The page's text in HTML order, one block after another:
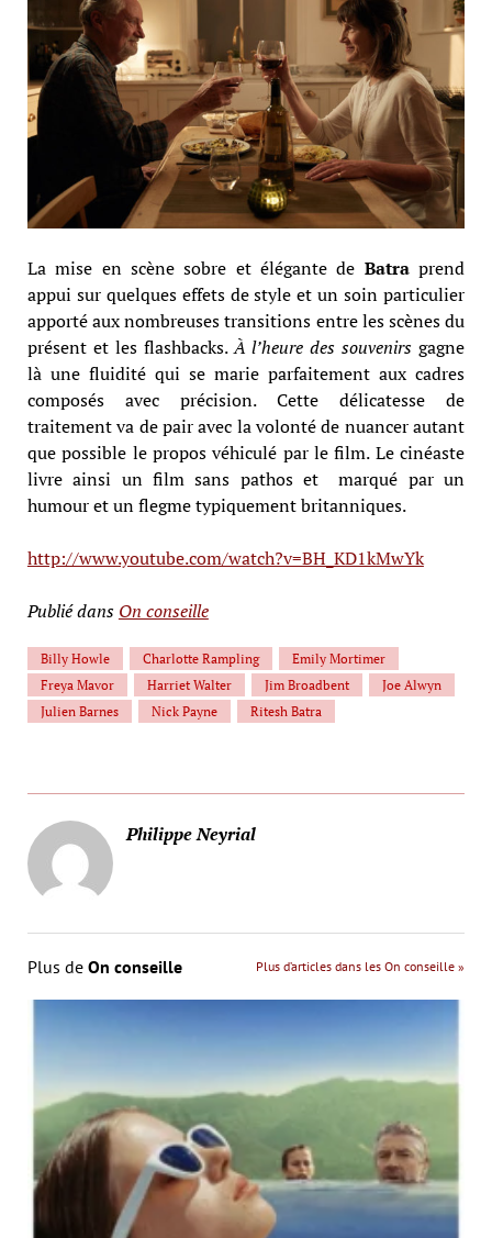
La mise en scène sobre et élégante de Batraprend
appui sur quelques effets de style et un soin particulier
apporté aux nombreuses transitions entre les scènes du
présent et les flashbacks.À l’heure des souvenirs gagne
là une fluidité qui se marie parfaitement aux cadres
composés avec précision. Cette délicatesse de
traitement va de pair avec la volonté de nuancer autant
que possible le propos véhiculé par le film. Le cinéaste
livre ainsi un film sans pathos et marqué par un
humour et un flegme typiquement britanniques.
http://www.youtube.com/watch?v=BH_KD1kMwYk
Publié dans On conseille
Billy Howle Charlotte Rampling
Emily Mortimer
Freya Mavor
Harriet Walter Jim Broadbent
Joe Alwyn
Julien Barnes
Nick Payne Ritesh Batra
Philippe Neyrial
Plus de On conseille Plus d’articles dans les On conseille »